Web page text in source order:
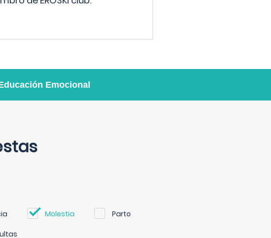
Emocional
Molestia Parto